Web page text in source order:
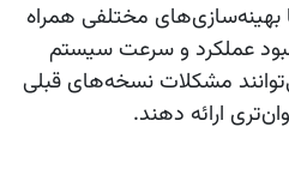
بهینه‌سازی‌های مختلفی همراه
عملکرد و سرعت سیستم
مشکلات نسخه‌های قبلی
ارائه دهند.